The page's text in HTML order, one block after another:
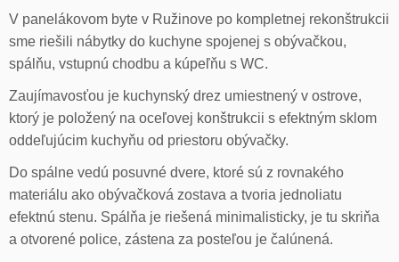
V panelákovom byte v Ružinove po kompletnej rekonštrukcii
sme riešili nábytky do kuchyne spojenej s obývačkou,
spálňu, vstupnú chodbu a kúpeľňu s WC.
Zaujímavosťou je kuchynský drez umiestnený v ostrove,
ktorý je položený na oceľovej konštrukcii s efektným sklom
oddeľujúcim kuchyňu od priestoru obývačky.
Do spálne vedú posuvné dvere, ktoré sú z rovnakého
materiálu ako obývačková zostava a tvoria jednoliatu
efektnú stenu. Spálňa je riešená minimalisticky, je tu skriňa
a otvorené police, zástena za posteľou je čalúnená.